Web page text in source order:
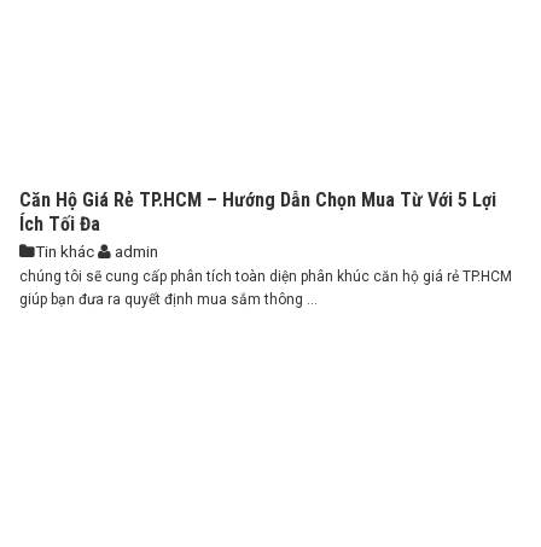
Căn Hộ Giá Rẻ TP.HCM – Hướng Dẫn Chọn Mua Từ Với 5 Lợi
Ích Tối Đa
Tin khác admin
chúng tôi sẽ cung cấp phân tích toàn diện phân khúc căn hộ giá rẻ TP.HCM
giúp bạn đưa ra quyết định mua sắm thông ...